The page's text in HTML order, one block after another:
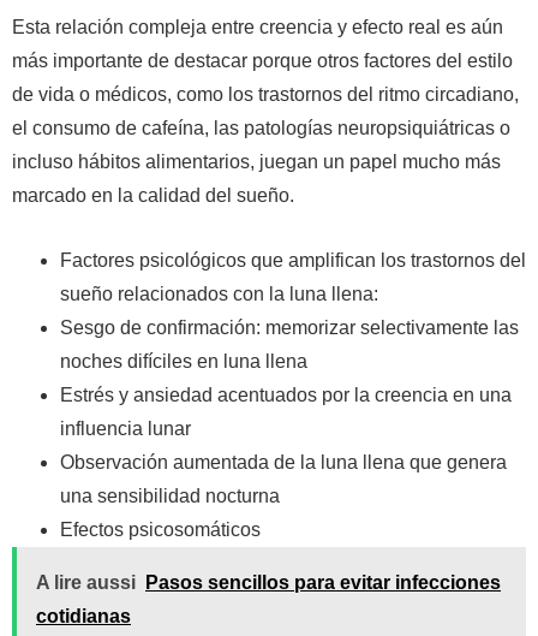
Esta relación compleja entre creencia y efecto real es aún
más importante de destacar porque otros factores del estilo
de vida o médicos, como los trastornos del ritmo circadiano,
el consumo de cafeína, las patologías neuropsiquiátricas o
incluso hábitos alimentarios, juegan un papel mucho más
marcado en la calidad del sueño.
Factores psicológicos que amplifican los trastornos del
sueño relacionados con la luna llena:
Sesgo de confirmación: memorizar selectivamente las
noches difíciles en luna llena
Estrés y ansiedad acentuados por la creencia en una
influencia lunar
Observación aumentada de la luna llena que genera
una sensibilidad nocturna
Efectos psicosomáticos
A lire aussi
Pasos sencillos para evitar infecciones
cotidianas